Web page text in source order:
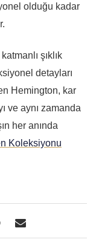
olduğu kadar
şıklık
detayları
Hemington, kar
ve aynı zamanda
her anında
Koleksiyonu